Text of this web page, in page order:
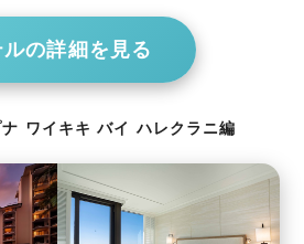
の詳細を見る
ナ ワイキキ バイ ハレクラニ編